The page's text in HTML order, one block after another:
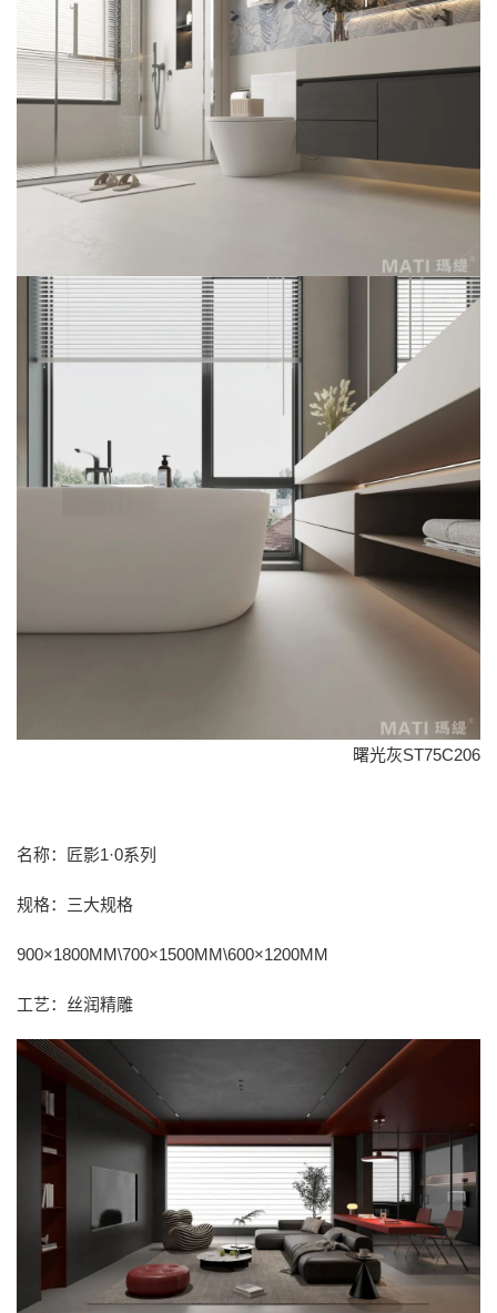
曙光灰ST75C206
名称：匠影1·0系列
规格：三大规格
900×1800MM\700×1500MM\600×1200MM
工艺：丝润精雕